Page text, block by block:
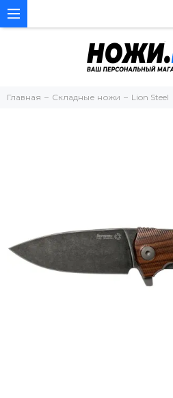
Главная Складные ножи Lion Steel